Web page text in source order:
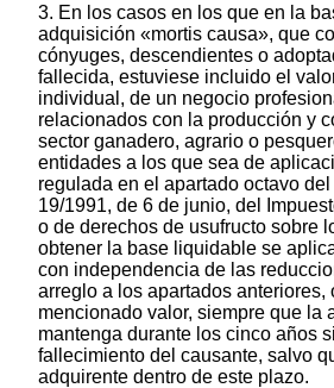
3. En los casos en los que en la
adquisición «mortis causa», que
cónyuges, descendientes o
fallecida, estuviese incluido el
individual, de un negocio
relacionados con la producción y
sector ganadero, agrario o
entidades a los que sea de
regulada en el apartado octavo
19/1991, de 6 de junio, del
o de derechos de usufructo sobre
obtener la base liquidable se
con independencia de las
arreglo a los apartados anteriores,
mencionado valor, siempre que la
mantenga durante los cinco años
fallecimiento del causante, salvo
adquirente dentro de este plazo.